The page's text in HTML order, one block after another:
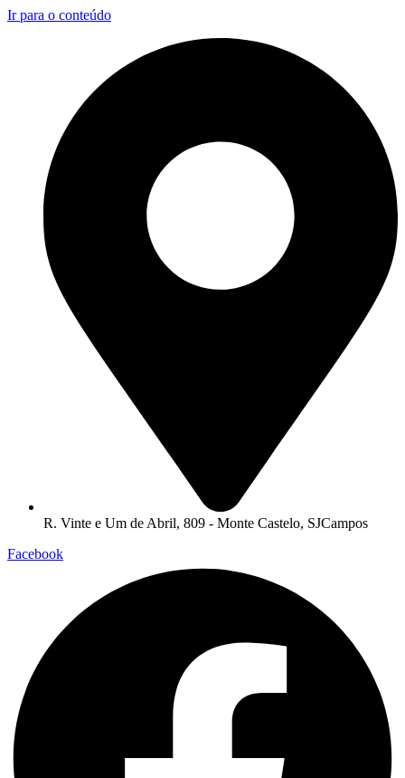
Ir para o conteúdo
R. Vinte e Um de Abril, 809 - Monte Castelo, SJCampos
Facebook